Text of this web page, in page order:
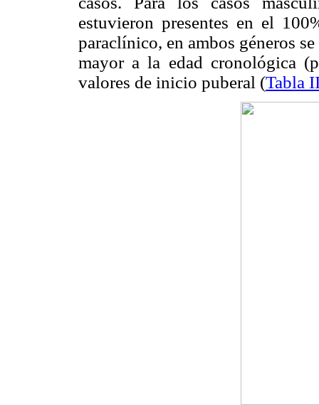
estuvieron presentes en el
paraclínico, en ambos géneros
mayor a la edad cronológica
valores de inicio puberal (Tabla